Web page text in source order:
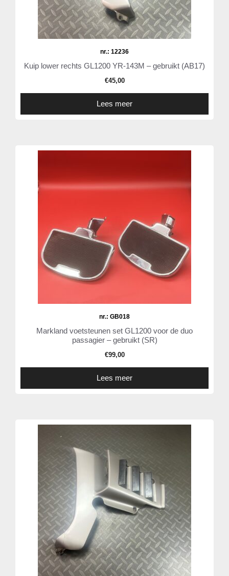
nr.: 12236
Kuip lower rechts GL1200 YR-143M – gebruikt (AB17)
€45,00
Lees meer
nr.: GB018
Markland voetsteunen set GL1200 voor de duo
passagier – gebruikt (SR)
€99,00
Lees meer